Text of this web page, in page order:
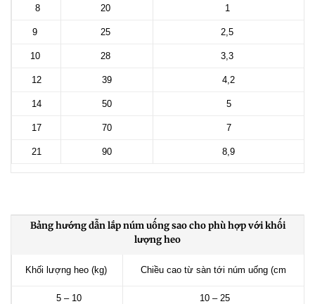
8 20 1
9 25 2,5
10 28 3,3
12 39 4,2
14 50 5
17 70 7
21 90 8,9
Bảng hướng dẫn lắp núm uống sao cho phù hợp với khối
lượng heo
Khối lượng heo (kg) Chiều cao từ sàn tới núm uống (cm
5 – 10 10 – 25